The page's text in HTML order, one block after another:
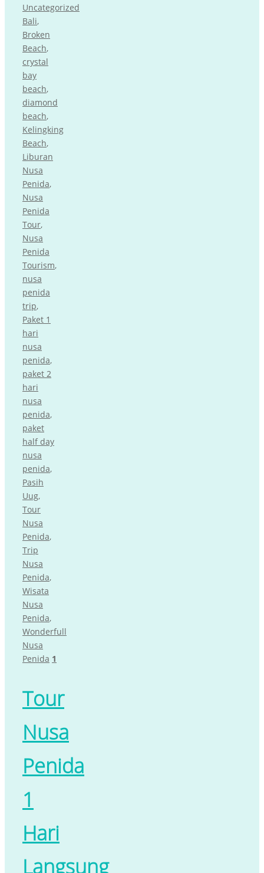
Uncategorized
Bali,
Broken
Beach,
crystal
bay
beach,
diamond
beach,
Kelingking
Beach,
Liburan
Nusa
Penida,
Nusa
Penida
Tour,
Nusa
Penida
Tourism,
nusa
penida
trip,
Paket 1
hari
nusa
penida,
paket 2
hari
nusa
penida,
paket
half day
nusa
penida,
Pasih
Uug,
Tour
Nusa
Penida,
Trip
Nusa
Penida,
Wisata
Nusa
Penida,
Wonderfull
Nusa
Penida 1
Tour
Nusa
Penida
1
Hari
Langsung